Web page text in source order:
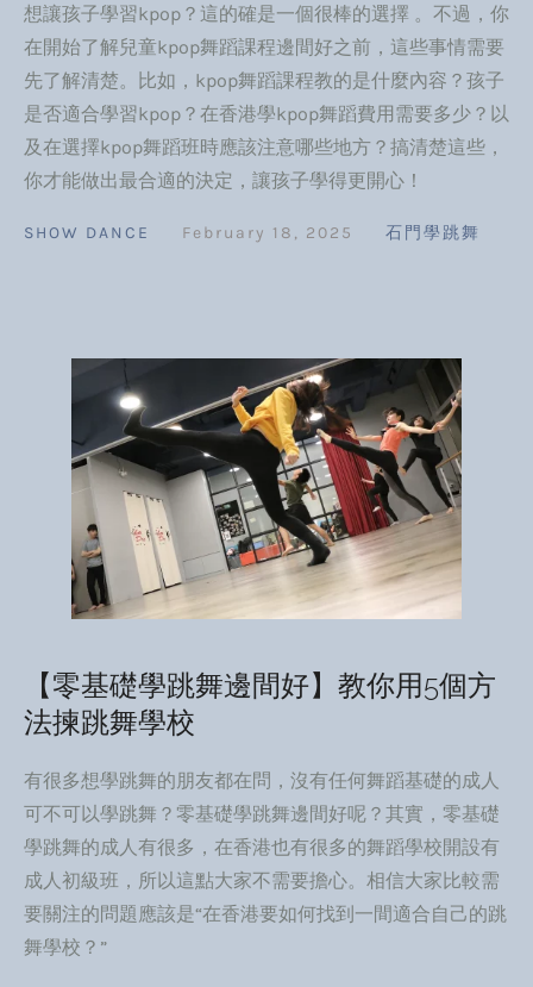
想讓孩子學習kpop？這的確是一個很棒的選擇 。不過，你
在開始了解兒童kpop舞蹈課程邊間好之前，這些事情需要
先了解清楚。比如，kpop舞蹈課程教的是什麼內容？孩子
是否適合學習kpop？在香港學kpop舞蹈費用需要多少？以
及在選擇kpop舞蹈班時應該注意哪些地方？搞清楚這些，
你才能做出最合適的決定，讓孩子學得更開心！
SHOW DANCE February 18, 2025 石門學跳舞
【零基礎學跳舞邊間好】教你用5個方
法揀跳舞學校
有很多想學跳舞的朋友都在問，沒有任何舞蹈基礎的成人
可不可以學跳舞？零基礎學跳舞邊間好呢？其實，零基礎
學跳舞的成人有很多，在香港也有很多的舞蹈學校開設有
成人初級班，所以這點大家不需要擔心。相信大家比較需
要關注的問題應該是“在香港要如何找到一間適合自己的跳
舞學校？”